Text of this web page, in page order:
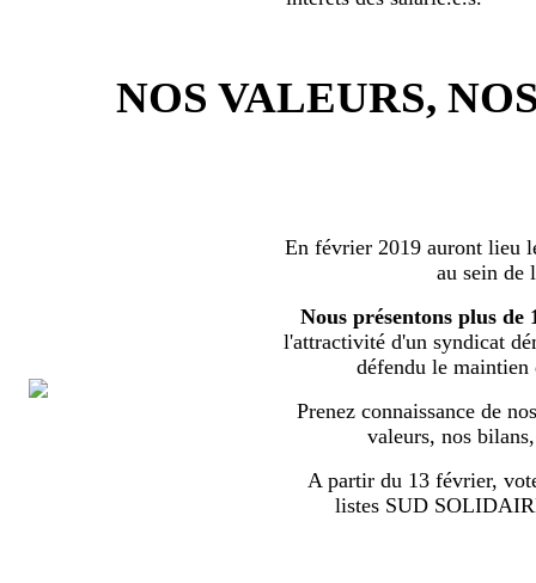
NOS VALEURS,
En février 2019 auront lieu
au sein de
Nous présentons plus de
l'attractivité d'un syndicat
défendu le maintien
Prenez connaissance de
valeurs, nos
A partir du 13 février,
listes SUD